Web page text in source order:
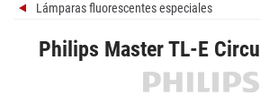
Lámparas fluorescentes especiales
Philips Master TL-E